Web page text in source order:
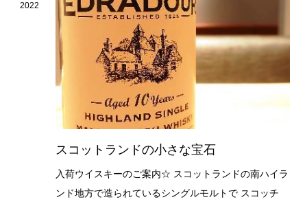
2022
スコットランドの小さな宝石
入荷ウイスキーのご案内☆ スコットランドの南ハイラ
ンド地方で造られているシングルモルトで スコッチ